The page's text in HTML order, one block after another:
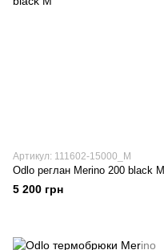
Артикул: 111602-15000_M
Odlo реглан Merino 200 black M
5 200 грн